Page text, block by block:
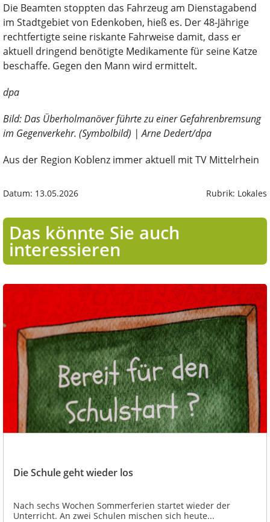
Die Beamten stoppten das Fahrzeug am Dienstagabend
im Stadtgebiet von Edenkoben, hieß es. Der 48-Jährige
rechtfertigte seine riskante Fahrweise damit, dass er
aktuell dringend benötigte Medikamente für seine Katze
beschaffe. Gegen den Mann wird ermittelt.
dpa
Bild: Das Überholmanöver führte zu einer Gefahrenbremsung
im Gegenverkehr. (Symbolbild) | Arne Dedert/dpa
Aus der Region Koblenz immer aktuell mit TV Mittelrhein
Datum: 13.05.2026 Rubrik: Lokales
Das könnte Sie auch
interessieren
Die Schule geht wieder los
Nach sechs Wochen Sommerferien startet wieder der
Unterricht. An zwei Schulen mischen sich heute...